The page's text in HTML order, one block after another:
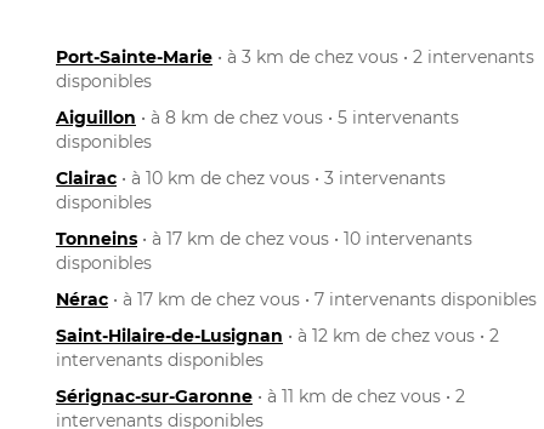
Port-Sainte-Marie • à 3 km de chez vous • 2 intervenants
disponibles
Aiguillon • à 8 km de chez vous • 5 intervenants
disponibles
Clairac • à 10 km de chez vous • 3 intervenants
disponibles
Tonneins • à 17 km de chez vous • 10 intervenants
disponibles
Nérac • à 17 km de chez vous • 7 intervenants disponibles
Saint-Hilaire-de-Lusignan • à 12 km de chez vous • 2
intervenants disponibles
Sérignac-sur-Garonne • à 11 km de chez vous • 2
intervenants disponibles